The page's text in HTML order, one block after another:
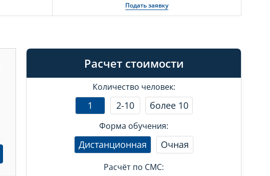
Подать заявку
Расчет стоимости
Количество человек:
1 2-10 более 10
Форма обучения:
Дистанционная Очная
Расчёт по СМС: